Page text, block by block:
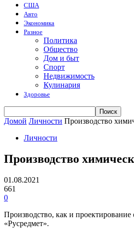
США
Авто
Экономика
Разное
Политика
Общество
Дом и быт
Спорт
Недвижимость
Кулинария
Здоровье
Домой Личности Производство
Личности
Производство
01.08.2021
661
0
Производство, как и проектирование
«Русредмет».